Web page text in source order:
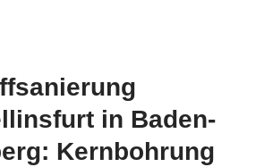
in Baden-
Kernbohrung